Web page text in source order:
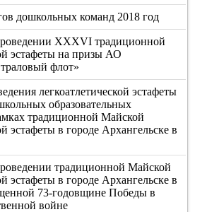
дошкольных команд 2018 год
XXXVI традиционной
эстафеты на призы АО
флот»
легкоатлетической эстафеты
образовательных
традиционной Майской
эстафеты в городе Архангельске в
традиционной Майской
эстафеты в городе Архангельске в
73-годовщине Победы в
войне